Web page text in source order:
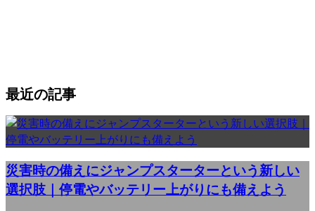
最近の記事
災害時の備えにジャンプスターターという新しい
選択肢｜停電やバッテリー上がりにも備えよう